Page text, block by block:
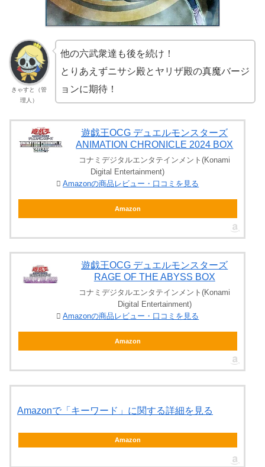
きゃすと（管
理人）
他の六武衆達も後を続け！
とりあえずニサシ殿とヤリザ殿の真魔バージ
ョンに期待！
遊戯王OCG デュエルモンスターズ
ANIMATION CHRONICLE 2024 BOX
コナミデジタルエンタテインメント(Konami
Digital Entertainment)
Amazonの商品レビュー・口コミを見る
Amazon
遊戯王OCG デュエルモンスターズ
RAGE OF THE ABYSS BOX
コナミデジタルエンタテインメント(Konami
Digital Entertainment)
Amazonの商品レビュー・口コミを見る
Amazon
Amazonで「キーワード」に関する詳細を見る
Amazon